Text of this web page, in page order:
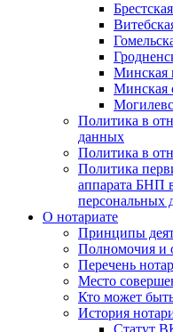
Минская
Минская
Политика в
данных
Политика в
Политика
аппарата БНП
персональных
О нотариате
Принципы
Полномочия и
Перечень
Место
Кто может
История